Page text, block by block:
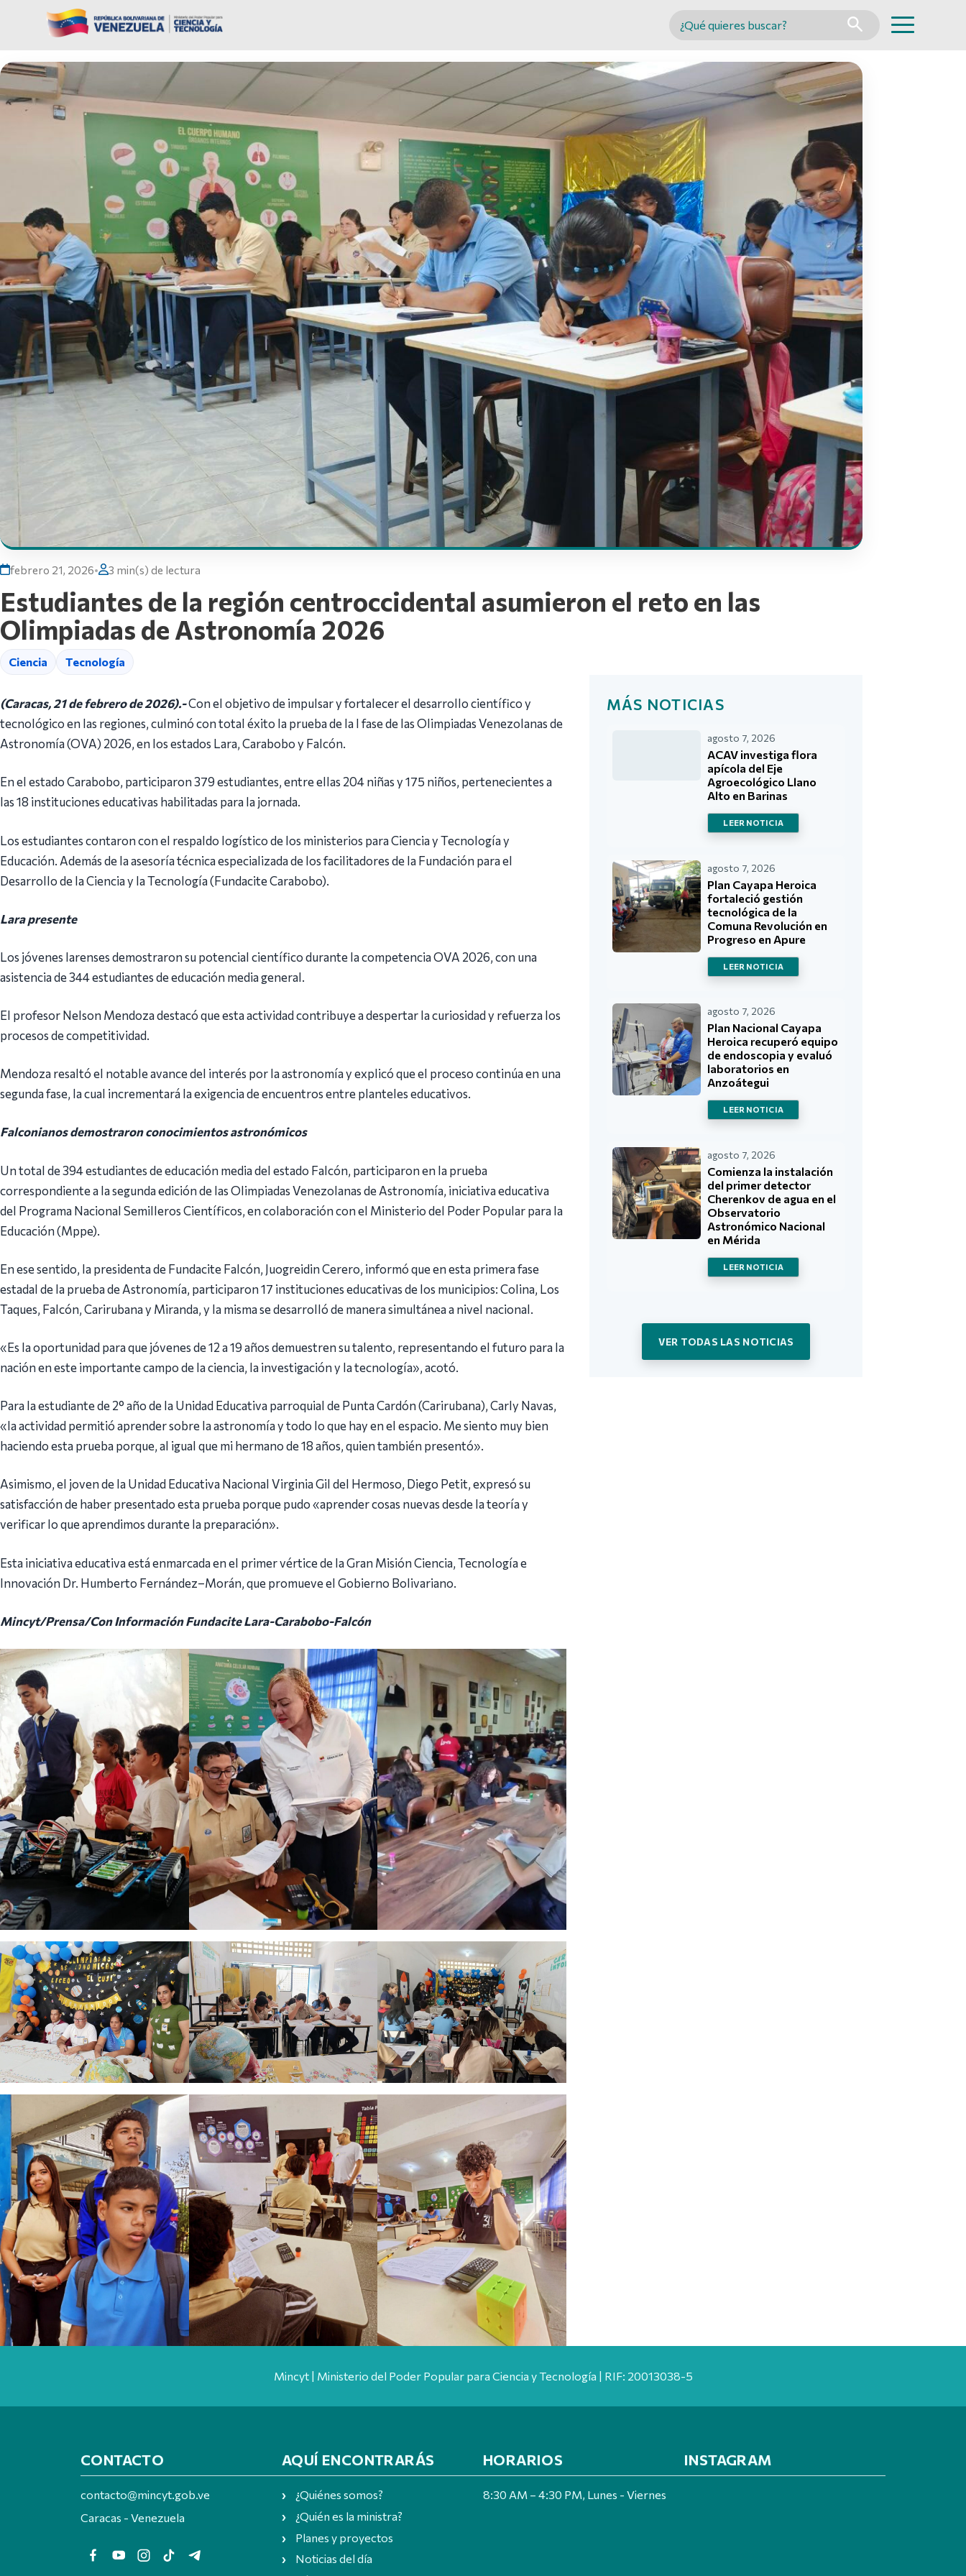
Buscar en MINCYT
febrero 21, 2026• 3 min(s) de lectura
Estudiantes de la región centroccidental asumieron el reto en las
Olimpiadas de Astronomía 2026
Ciencia Tecnología
(Caracas, 21 de febrero de 2026).-Con el objetivo de impulsar y fortalecer el desarrollo científico y
tecnológico en las regiones, culminó con total éxito la prueba de la I fase de las Olimpiadas Venezolanas de
Astronomía (OVA) 2026, en los estados Lara, Carabobo y Falcón.
En el estado Carabobo, participaron 379 estudiantes, entre ellas 204 niñas y 175 niños, pertenecientes a
las 18 instituciones educativas habilitadas para la jornada.
Los estudiantes contaron con el respaldo logístico de los ministerios para Ciencia y Tecnología y
Educación. Además de la asesoría técnica especializada de los facilitadores de la Fundación para el
Desarrollo de la Ciencia y la Tecnología (Fundacite Carabobo).
Lara presente
Los jóvenes larenses demostraron su potencial científico durante la competencia OVA 2026, con una
asistencia de 344 estudiantes de educación media general.
El profesor Nelson Mendoza destacó que esta actividad contribuye a despertar la curiosidad y refuerza los
procesos de competitividad.
Mendoza resaltó el notable avance del interés por la astronomía y explicó que el proceso continúa en una
segunda fase, la cual incrementará la exigencia de encuentros entre planteles educativos.
Falconianos demostraron conocimientos astronómicos
Un total de 394 estudiantes de educación media del estado Falcón, participaron en la prueba
correspondiente a la segunda edición de las Olimpiadas Venezolanas de Astronomía, iniciativa educativa
del Programa Nacional Semilleros Científicos, en colaboración con el Ministerio del Poder Popular para la
Educación (Mppe).
En ese sentido, la presidenta de Fundacite Falcón, Juogreidin Cerero, informó que en esta primera fase
estadal de la prueba de Astronomía, participaron 17 instituciones educativas de los municipios: Colina, Los
Taques, Falcón, Carirubana y Miranda, y la misma se desarrolló de manera simultánea a nivel nacional.
«Es la oportunidad para que jóvenes de 12 a 19 años demuestren su talento, representando el futuro para la
nación en este importante campo de la ciencia, la investigación y la tecnología», acotó.
Para la estudiante de 2° año de la Unidad Educativa parroquial de Punta Cardón (Carirubana), Carly Navas,
«la actividad permitió aprender sobre la astronomía y todo lo que hay en el espacio. Me siento muy bien
haciendo esta prueba porque, al igual que mi hermano de 18 años, quien también presentó».
Asimismo, el joven de la Unidad Educativa Nacional Virginia Gil del Hermoso, Diego Petit, expresó su
satisfacción de haber presentado esta prueba porque pudo «aprender cosas nuevas desde la teoría y
verificar lo que aprendimos durante la preparación».
Esta iniciativa educativa está enmarcada en el primer vértice de la Gran Misión Ciencia, Tecnología e
Innovación Dr. Humberto Fernández–Morán, que promueve el Gobierno Bolivariano.
Mincyt/Prensa/Con Información Fundacite Lara-Carabobo-Falcón
MÁS NOTICIAS
agosto 7, 2026
ACAV investiga flora
apícola del Eje
Agroecológico Llano
Alto en Barinas
LEER NOTICIA
agosto 7, 2026
Plan Cayapa Heroica
fortaleció gestión
tecnológica de la
Comuna Revolución en
Progreso en Apure
LEER NOTICIA
agosto 7, 2026
Plan Nacional Cayapa
Heroica recuperó equipo
de endoscopia y evaluó
laboratorios en
Anzoátegui
LEER NOTICIA
agosto 7, 2026
Comienza la instalación
del primer detector
Cherenkov de agua en el
Observatorio
Astronómico Nacional
en Mérida
LEER NOTICIA
VER TODAS LAS NOTICIAS
Mincyt | Ministerio del Poder Popular para Ciencia y Tecnología | RIF: 20013038-5
CONTACTO
contacto@mincyt.gob.ve
Caracas - Venezuela
AQUÍ ENCONTRARÁS
¿Quiénes somos?
¿Quién es la ministra?
Planes y proyectos
Noticias del día
HORARIOS
8:30 AM – 4:30 PM, Lunes - Viernes
INSTAGRAM